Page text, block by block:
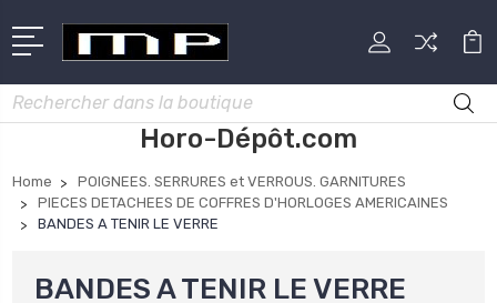
Rechercher
Horo-Dépôt.com
Home
POIGNEES. SERRURES et VERROUS. GARNITURES
PIECES DETACHEES DE COFFRES D'HORLOGES AMERICAINES
BANDES A TENIR LE VERRE
BANDES A TENIR LE VERRE